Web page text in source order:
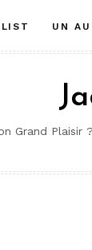
UN
Grand Plaisir